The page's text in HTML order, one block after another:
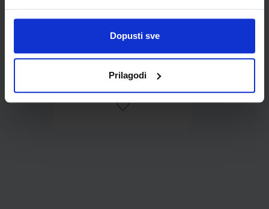
Dopusti sve
Prilagodi
0,85 €